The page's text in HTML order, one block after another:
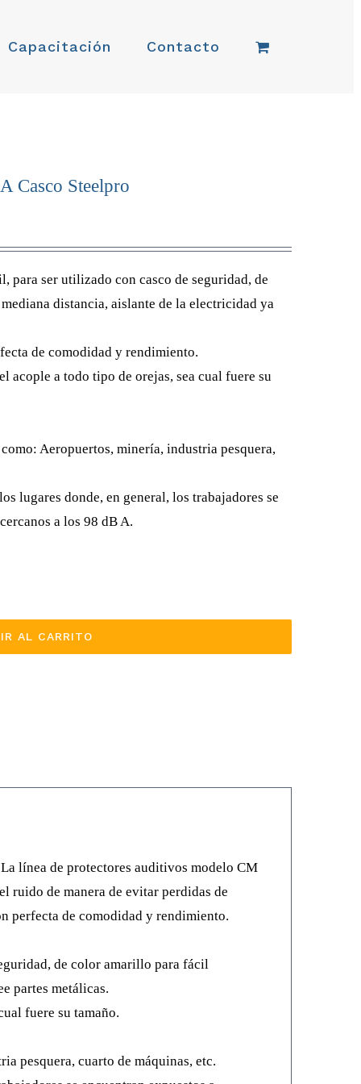
Capacitación Contacto
Casco Steelpro
ser utilizado con casco de seguridad, de
distancia, aislante de la electricidad ya
de comodidad y rendimiento.
acople a todo tipo de orejas, sea cual fuere su
Aeropuertos, minería, industria pesquera,
lugares donde, en general, los trabajadores se
a los 98 dB A.
AL CARRITO
línea de protectores auditivos modelo CM
ruido de manera de evitar perdidas de
perfecta de comodidad y rendimiento.
de color amarillo para fácil
partes metálicas.
fuere su tamaño.
pesquera, cuarto de máquinas, etc.